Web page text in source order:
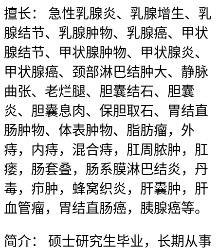
擅长：
急性乳腺炎、乳腺增生、乳
腺结节、乳腺肿物、乳腺癌、甲状
腺结节、甲状腺肿物、甲状腺炎、
甲状腺癌、颈部淋巴结肿大、静脉
曲张、老烂腿、胆囊结石、胆囊
炎、胆囊息肉、保胆取石、胃结直
肠肿物、体表肿物、脂肪瘤，外
痔，内痔，混合痔，肛周脓肿，肛
瘘，肠套叠，肠系膜淋巴结炎，丹
毒，疖肿，蜂窝织炎，肝囊肿，肝
血管瘤，胃结直肠癌，胰腺癌等。
简介：
硕士研究生毕业，长期从事